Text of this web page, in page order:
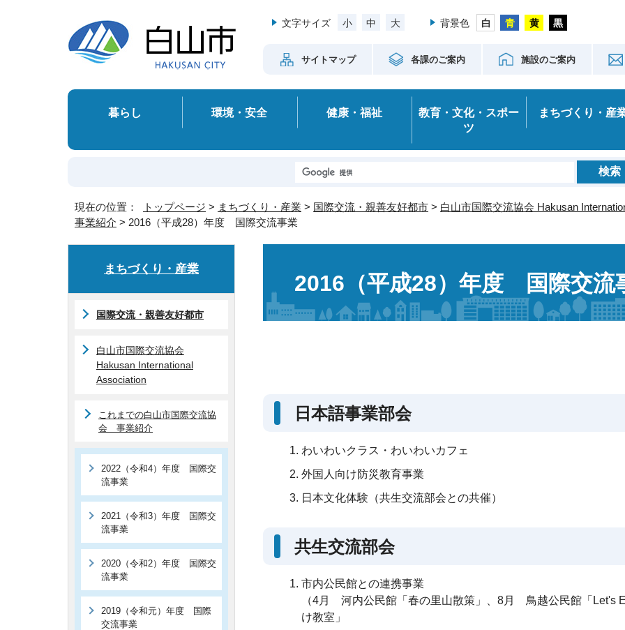
文字サイズ 小 中 大 背景色
サイトマップ 各課のご案内 施設のご案内
暮らし 環境・安全 健康・福祉
教育・文化・スポー
ツ
まちづくり・産
現在の位置： トップページ > まちづくり・産業 > 国際交流・親善友好都市 > 白山市国際交流協会 Hakusan
事業紹介 > 2016（平成28）年度 国際交流事業
2016（平成28）年度 国際交流
日本語事業部会
わいわいクラス・わいわいカフェ
外国人向け防災教育事業
日本文化体験（共生交流部会との共催）
共生交流部会
市内公民館との連携事業
（4月 河内公民館「春の里山散策」、8月 鳥越公民館「Let's
け教室」
まちづくり・産業
国際交流・親善友好都市
白山市国際交流協会
Hakusan International
Association
これまでの白山市国際交流協
会 事業紹介
2022（令和4）年度 国際交
流事業
2021（令和3）年度 国際交
流事業
2020（令和2）年度 国際交
流事業
2019（令和元）年度 国際
交流事業